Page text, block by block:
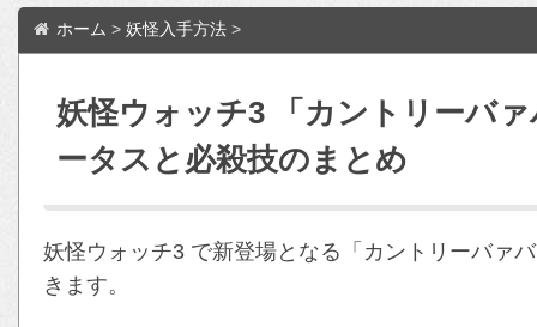
ホーム > 妖怪入手方法 >
妖怪ウォッチ3 「カントリーバ
ータスと必殺技のまとめ
妖怪ウォッチ3 で新登場となる「カントリーバァ
きます。